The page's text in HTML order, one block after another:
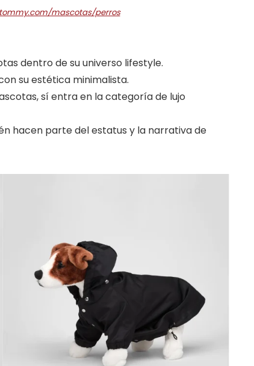
mascotas/perros
dentro de su universo lifestyle.
su estética minimalista.
sí entra en la categoría de lujo
hacen parte del estatus y la narrativa de